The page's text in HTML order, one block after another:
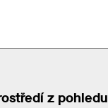
z pohledu